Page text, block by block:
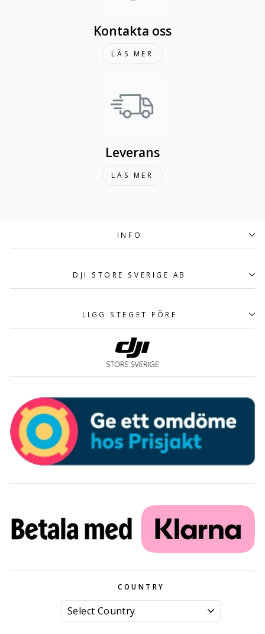
Kontakta oss
LÄS MER
Leverans
LÄS MER
INFO
DJI STORE SVERIGE AB
LIGG STEGET FÖRE
COUNTRY